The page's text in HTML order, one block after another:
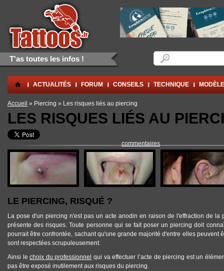
Aller au contenu principal
Skip to navigation
T'as toutes les infos !
. ACTUALITÉS FORUM CONSEILS TECHNIQUE
Vous êtes ici
Accueil » Piercing » Les risques liés au piercing
LES RISQUES LIÉS AU
commentaires
LE PIERCING, RISQUÉ ?
La pose d'un piercing n'est pas un acte anodin en raison de l'effraction de
présente des risques. Toute personne qui se fait poser un piercing doit
pourrait être confrontée, sachant qu'une grande majorité d'entre elles peuvent
sont respectées scrupuleusement.
Ainsi lechoix du professionnel qui va effectuer l’acte de piercing est un
pas être exposé inutilement aux risques du piercing.